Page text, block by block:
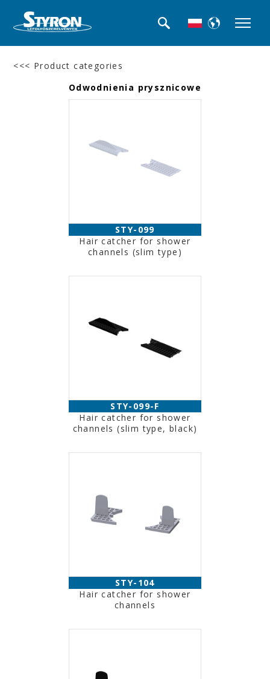
<<< Product categories
Odwodnienia prysznicowe
STY-099
Hair catcher for shower
channels (slim type)
STY-099-F
Hair catcher for shower
channels (slim type, black)
STY-104
Hair catcher for shower
channels